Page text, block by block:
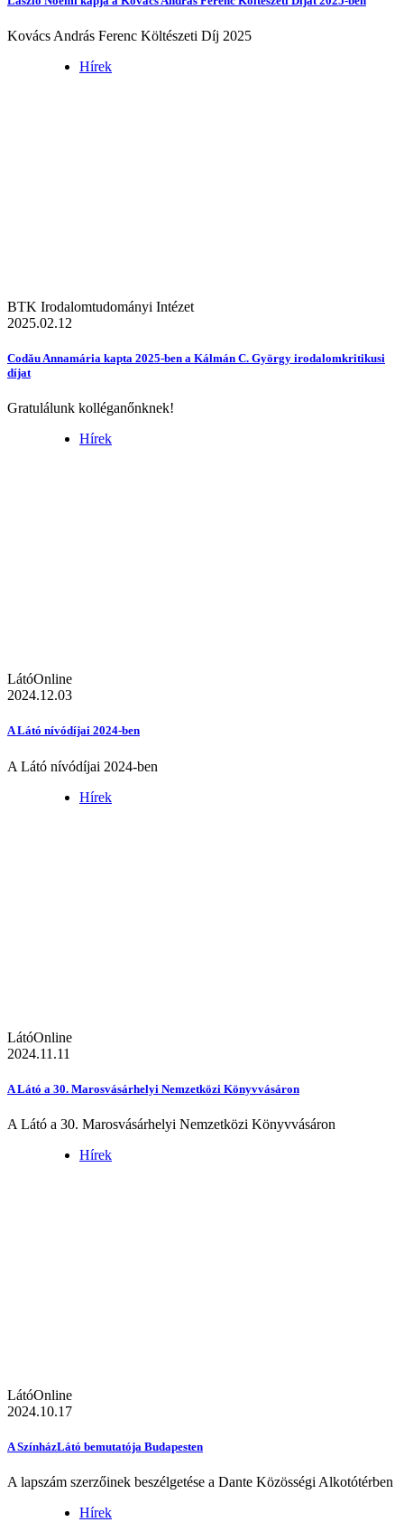
Kovács András Ferenc Költészeti Díj 2025
Hírek
BTK Irodalomtudományi Intézet
2025.02.12
Codău Annamária kapta 2025-ben a Kálmán C. György irodalomkritikusi
díjat
Gratulálunk kolléganőnknek!
Hírek
LátóOnline
2024.12.03
A Látó nívódíjai 2024-ben
A Látó nívódíjai 2024-ben
Hírek
LátóOnline
2024.11.11
A Látó a 30. Marosvásárhelyi Nemzetközi Könyvvásáron
A Látó a 30. Marosvásárhelyi Nemzetközi Könyvvásáron
Hírek
LátóOnline
2024.10.17
A SzínházLátó bemutatója Budapesten
A lapszám szerzőinek beszélgetése a Dante Közösségi Alkotótérben
Hírek